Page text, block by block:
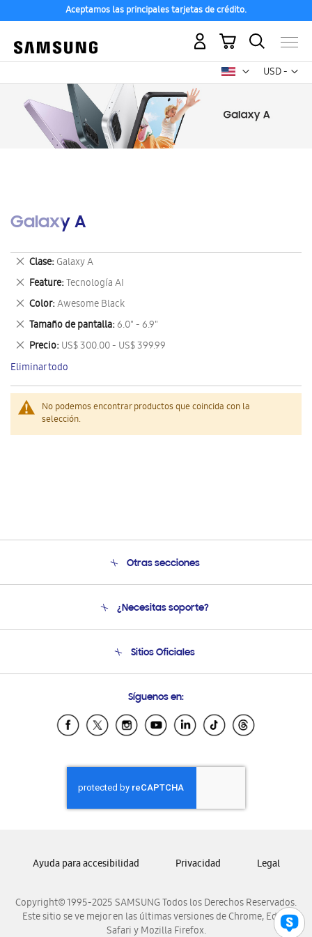
Aceptamos las principales tarjetas de crédito.
USD -
dólar
Mi carrito
Galaxy A
No podemos encontrar productos que coincida con la
selección.
Clase Galaxy A
Eliminar
este
artículo
Feature Tecnología AI
Eliminar
este
artículo
Color Awesome Black
Eliminar
este
artículo
Tamaño de pantalla 6.0" - 6.9"
Eliminar
este
artículo
Precio US$ 300.00 - US$ 399.99
Eliminar
este
artículo
Eliminar todo
Otras secciones
Soporte
Condiciones de Compra
¿Necesitas soporte?
Soporte vía eMail
Sitios Oficiales
Samsung Ecuador
Samsung El Salvador
Samsung Honduras
Samsung Nicaragua
Samsung Panamá
Samsung Venezuela
Síguenos en:
Copyright© 1995-2025 SAMSUNG Todos los Derechos Reservados.
Este sitio se ve mejor en las últimas versiones de Chrome, Edge,
Safari y Mozilla Firefox.
Ayuda para accesibilidad Privacidad Legal